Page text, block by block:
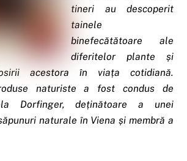
tineri au descoperit
tainele
binefecătătoare ale
diferitelor plante și
acestora în viața cotidiană.
naturiste a fost condus de
Dorfinger, deținătoare a unei
naturale în Viena și membră a